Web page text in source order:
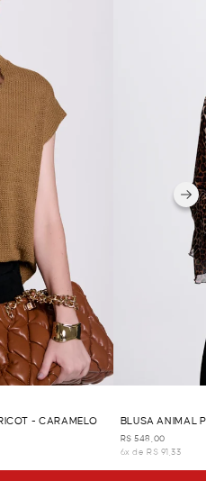
- CARAMELO BLUSA ANIMAL
R$ 548,00
6x de R$ 91,33